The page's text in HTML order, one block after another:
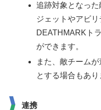
追跡対象となっ
ジェットやアビリ
DEATHMARKト
ができます。
また、敵チーム
とする場合もあり
連携